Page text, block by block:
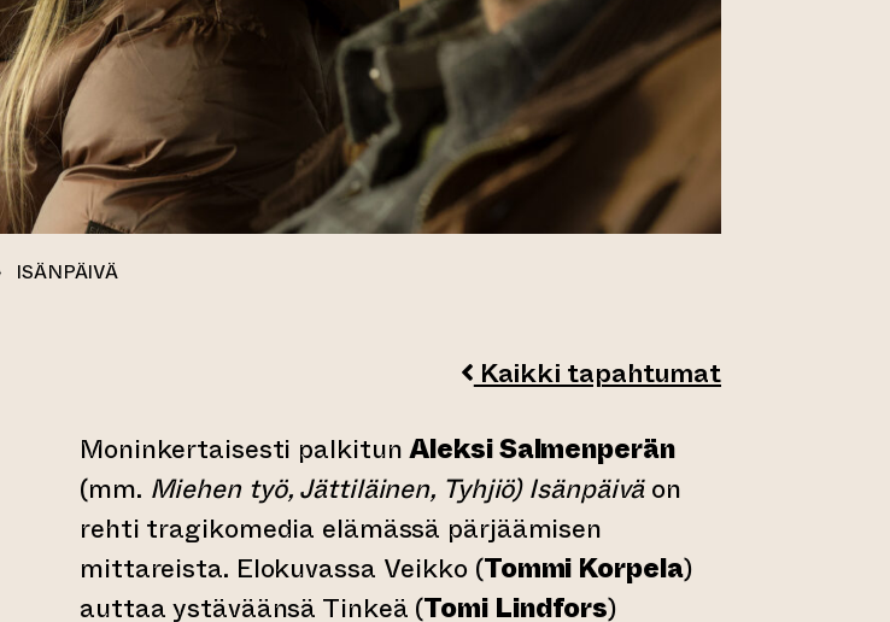
ISÄNPÄIVÄ
Kaikki tapahtumat
Moninkertaisesti palkitunAleksi Salmenperän
(mm. Miehen työ, Jättiläinen, Tyhjiö) Isänpäiväon
rehti tragikomedia elämässä pärjäämisen
mittareista. Elokuvassa Veikko (Tommi Korpela)
auttaa ystäväänsä Tinkeä (Tomi Lindfors)